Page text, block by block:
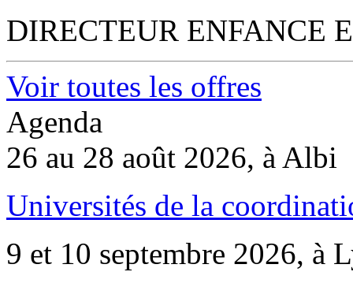
DIRECTEUR ENFANCE
Voir toutes les offres
Agenda
26 au 28 août 2026, à Albi
Universités de la
9 et 10 septembre 2026, à